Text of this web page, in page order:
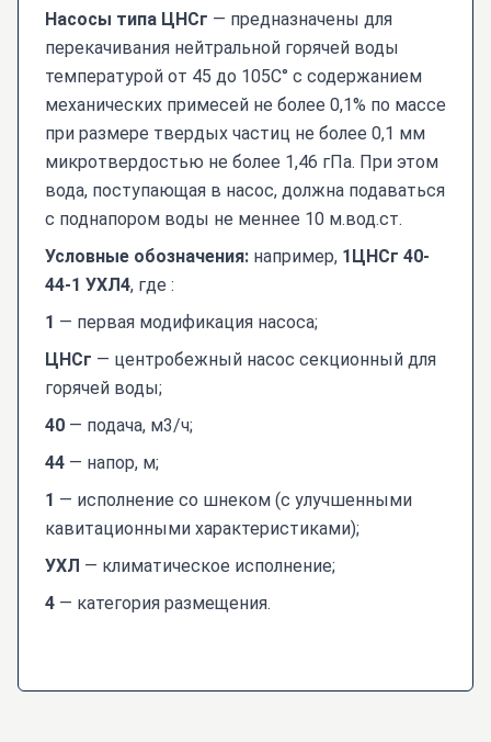
Насосы типа ЦНСг — предназначены для
перекачивания нейтральной горячей воды
температурой от 45 до 105С° с содержанием
механических примесей не более 0,1% по массе
при размере твердых частиц не более 0,1 мм
микротвердостью не более 1,46 гПа. При этом
вода, поступающая в насос, должна подаваться
с поднапором воды не меннее 10 м.вод.ст.
Условные обозначения: например, 1ЦНСг 40-
44-1 УХЛ4, где :
1 — первая модификация насоса;
ЦНСг — центробежный насос секционный для
горячей воды;
40 — подача, м3/ч;
44 — напор, м;
1 — исполнение со шнеком (с улучшенными
кавитационными характеристиками);
УХЛ — климатическое исполнение;
4 — категория размещения.